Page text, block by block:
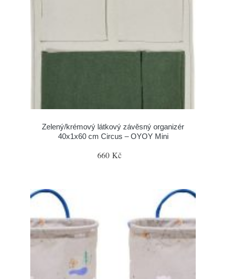
Zelený/krémový látkový závěsný organizér
40x1x60 cm Circus – OYOY Mini
660 Kč